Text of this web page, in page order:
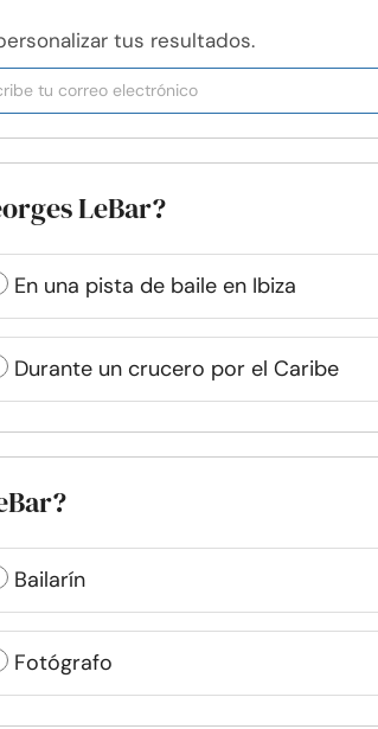
tus resultados.
LeBar?
En una pista de baile en Ibiza
Durante un crucero por el Caribe
Bailarín
Fotógrafo